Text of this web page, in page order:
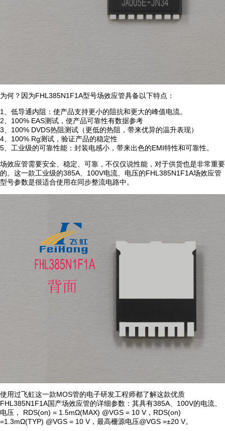
为何？因为FHL385N1F1A型号场效应管具备以下特点：
1、低导通内阻：使产品支持更小的阻抗和更大的峰值电流。
2、100% EAS测试，使产品可靠性有数据参考
3、100% DVDS热阻测试（更低的热阻，带来优异的温升表现）
4、100% Rg测试，验证产品的稳定性
5、工业级的可靠性能：封装电感小，带来出色的EMI特性和可靠性。
场效应管需要安全、稳定、可靠，不仅仅说性能，对于供货也是非常重要
的。这一款工业级的385A、100V电流、电压的FHL385N1F1A场效应管
型号参数是很适合使用在同步整流电路中。
使用过飞虹这一款MOS管的电子研发工程师都了解这款优质
FHL385N1F1A国产场效应管的详细参数：其具有385A、100V的电流、
电压， RDS(on) = 1.5mΩ(MAX) @VGS = 10 V，RDS(on)
=1.3mΩ(TYP) @VGS = 10 V，最高栅源电压@VGS =±20 V。